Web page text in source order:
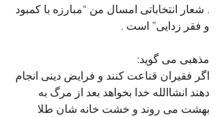
. شعار انتخاباتی امسال من “مبارزه با کمبود
و فقر زدایی” است .
مذهبی می گوید:
اگر فقیران قناعت کنند و فرایض دینی انجام
دهند انشاالله خدا بخواهد بعد از مرگ به
بهشت می روند و خشت خانه شان طلا